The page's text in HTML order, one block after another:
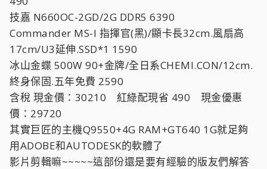
技嘉 N660OC-2GD/2G DDR5 6390
Commander MS-I 指揮官(黑)/顯卡長32cm.風扇高
17cm/U3延伸.SSD*1 1590
冰山金蝶 500W 90+金牌/全日系CHEMI.CON/12cm.
終身保固.五年免費 2590
含稅 現金價：30210 紅綠配現省 490 現金優惠
價：29720
其實巨匠的主機Q9550+4G RAM+GT640 1G就足夠
用ADOBE和AUTODESK的軟體了
影片剪輯嘛~~~~~這部份還是要有經驗的版友們解答